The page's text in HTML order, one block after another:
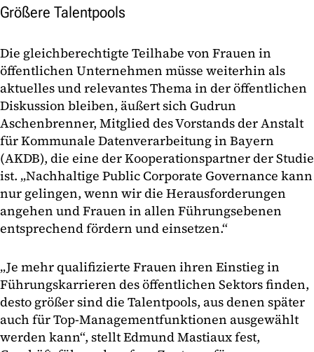
Größere Talentpools
Die gleichberechtigte Teilhabe von Frauen in
öffentlichen Unternehmen müsse weiterhin als
aktuelles und relevantes Thema in der öffentlichen
Diskussion bleiben, äußert sich Gudrun
Aschenbrenner, Mitglied des Vorstands der Anstalt
für Kommunale Datenverarbeitung in Bayern
(AKDB), die eine der Kooperationspartner der Studie
ist. „Nachhaltige Public Corporate Governance kann
nur gelingen, wenn wir die Herausforderungen
angehen und Frauen in allen Führungsebenen
entsprechend fördern und einsetzen.“
„Je mehr qualifizierte Frauen ihren Einstieg in
Führungskarrieren des öffentlichen Sektors finden,
desto größer sind die Talentpools, aus denen später
auch für Top-Managementfunktionen ausgewählt
werden kann“, stellt Edmund Mastiaux fest,